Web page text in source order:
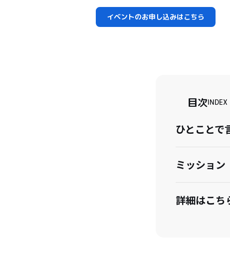
イベントのお申し込みはこちら
目次INDEX
ひとことで
ミッション
詳細はこち